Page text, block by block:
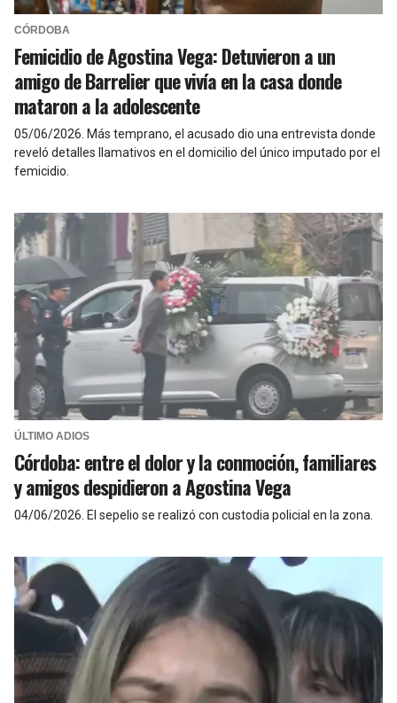
CÓRDOBA
Femicidio de Agostina Vega: Detuvieron a un
amigo de Barrelier que vivía en la casa donde
mataron a la adolescente
05/06/2026 Más temprano, el acusado dio una entrevista donde
reveló detalles llamativos en el domicilio del único imputado por el
femicidio.
ÚLTIMO ADIOS
Córdoba: entre el dolor y la conmoción, familiares
y amigos despidieron a Agostina Vega
04/06/2026 El sepelio se realizó con custodia policial en la zona.